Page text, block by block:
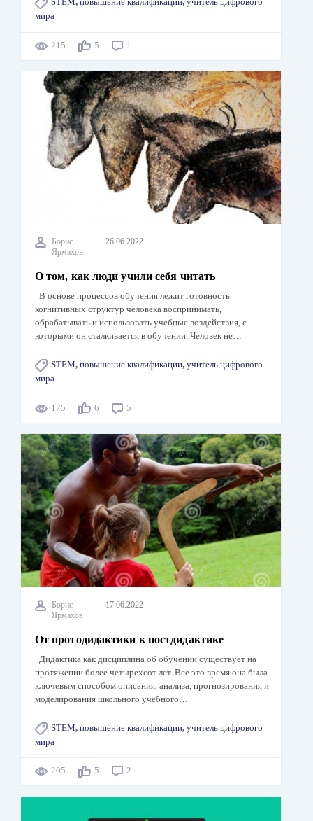
мира
215 5 1
Борис
Ярмахов
26.06.2022
О том, как люди учили себя читать
В основе процессов обучения лежит готовность
когнитивных структур человека воспринимать,
обрабатывать и использовать учебные воздействия, с
которыми он сталкивается в обучении. Человек не…
STEM, повышение квалификации, учитель цифрового
мира
175 6 5
Борис
Ярмахов
17.06.2022
От протодидактики к постдидактике
Дидактика как дисциплина об обучении существует на
протяжении более четырехсот лет. Все это время она была
ключевым способом описания, анализа, прогнозирования и
моделирования школьного учебного…
STEM, повышение квалификации, учитель цифрового
мира
205 5 2